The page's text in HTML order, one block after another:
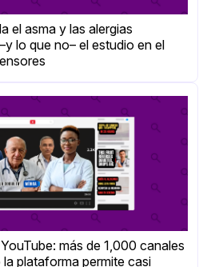
el asma y las alergias
lo que no– el estudio en el
más de 1,000 canales
plataforma permite casi